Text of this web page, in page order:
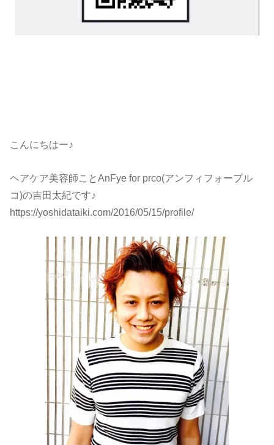
こんにちはー♪
ヘアケア美容師ことAnFye for prco(アンフィフォープル
コ)の吉田太紀です♪
https://yoshidataiki.com/2016/05/15/profile/